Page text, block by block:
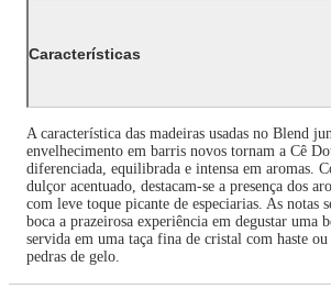
Características
A característica das madeiras usadas no Blend
envelhecimento em barris novos tornam a Cê
diferenciada, equilibrada e intensa em aromas.
dulçor acentuado, destacam-se a presença dos
com leve toque picante de especiarias. As notas
boca a prazeirosa experiência em degustar uma
servida em uma taça fina de cristal com haste
pedras de gelo.